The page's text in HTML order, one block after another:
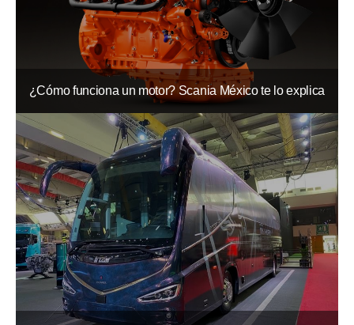
¿Cómo funciona un motor? Scania México te lo explica